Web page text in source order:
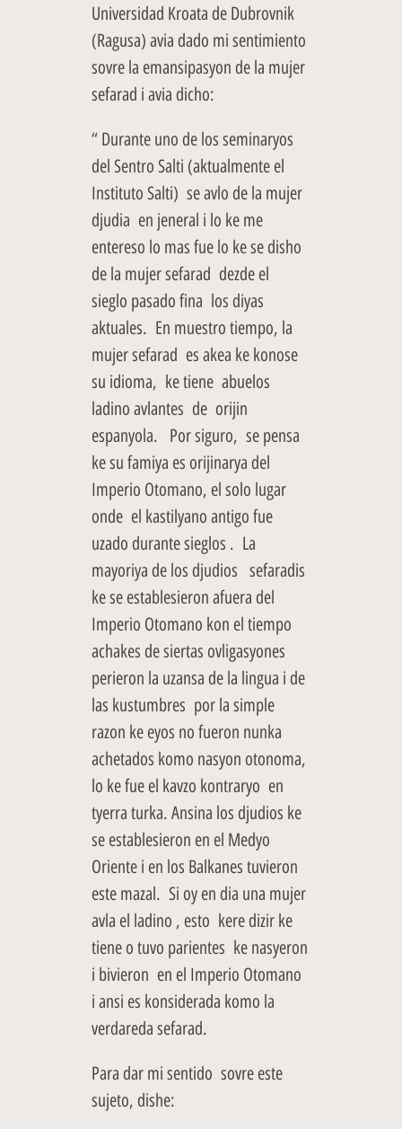
Universidad Kroata de Dubrovnik
(Ragusa) avia dado mi sentimiento
sovre la emansipasyon de la mujer
sefarad i avia dicho:
“ Durante uno de los seminaryos
del Sentro Salti (aktualmente el
Instituto Salti) se avlo de la mujer
djudia en jeneral i lo ke me
entereso lo mas fue lo ke se disho
de la mujer sefarad dezde el
sieglo pasado fina los diyas
aktuales. En muestro tiempo, la
mujer sefarad es akea ke konose
su idioma, ke tiene abuelos
ladino avlantes de orijin
espanyola. Por siguro, se pensa
ke su famiya es orijinarya del
Imperio Otomano, el solo lugar
onde el kastilyano antigo fue
uzado durante sieglos . La
mayoriya de los djudios sefaradis
ke se establesieron afuera del
Imperio Otomano kon el tiempo
achakes de siertas ovligasyones
perieron la uzansa de la lingua i de
las kustumbres por la simple
razon ke eyos no fueron nunka
achetados komo nasyon otonoma,
lo ke fue el kavzo kontraryo en
tyerra turka. Ansina los djudios ke
se establesieron en el Medyo
Oriente i en los Balkanes tuvieron
este mazal. Si oy en dia una mujer
avla el ladino , esto kere dizir ke
tiene o tuvo parientes ke nasyeron
i bivieron en el Imperio Otomano
i ansi es konsiderada komo la
verdareda sefarad.
Para dar mi sentido sovre este
sujeto, dishe: